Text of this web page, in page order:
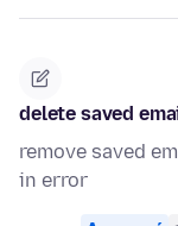
delete saved
remove saved
in error